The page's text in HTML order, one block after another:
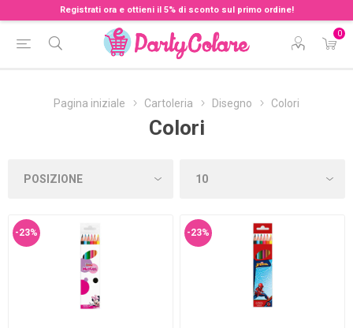
Registrati ora e ottieni il 5% di sconto sul primo ordine!
0
Pagina iniziale Cartoleria Disegno Colori
Colori
-23% -23%